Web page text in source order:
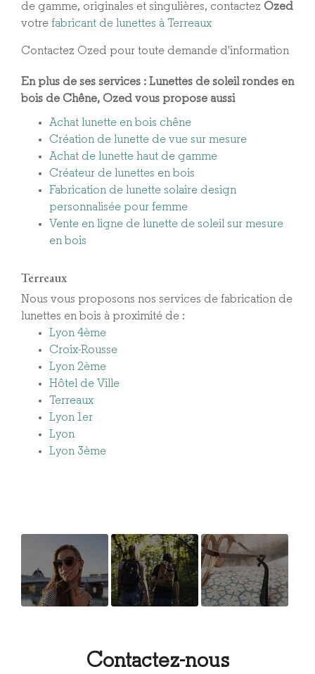
de gamme, originales et singulières, contactez Ozed
votre fabricant de lunettes à Terreaux
Contactez Ozed pour toute demande d'information
En plus de ses services : Lunettes de soleil rondes en
bois de Chêne, Ozed vous propose aussi
Achat lunette en bois chêne
Création de lunette de vue sur mesure
Achat de lunette haut de gamme
Créateur de lunettes en bois
Fabrication de lunette solaire design
personnalisée pour femme
Vente en ligne de lunette de soleil sur mesure
en bois
Terreaux
Nous vous proposons nos services de fabrication de
lunettes en bois à proximité de :
Lyon 4ème
Croix-Rousse
Lyon 2ème
Hôtel de Ville
Terreaux
Lyon 1er
Lyon
Lyon 3ème
lunettes en
de lunettes
Contactez-nous